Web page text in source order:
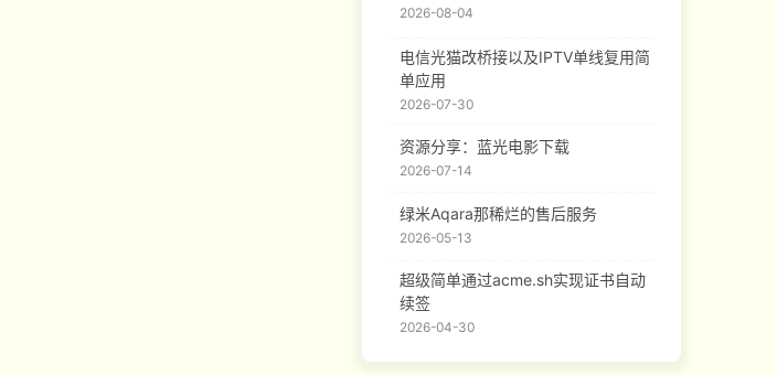
2026-08-04
电信光猫改桥接以及IPTV单线复用简
单应用
2026-07-30
资源分享：蓝光电影下载
2026-07-14
绿米Aqara那稀烂的售后服务
2026-05-13
超级简单通过acme.sh实现证书自动
续签
2026-04-30